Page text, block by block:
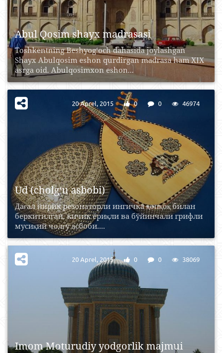
Abul Qosim shayx madrasasi
Toshkentning Beshyog‘och dahasida joylashgan
Shayx Abulqosim eshon qurdirgan madrasa ham XIX
asrga oid. Abulqosimxon eshon...
Ud (cholg‘u asbobi)
Дағал йирик резонаторли ингичка қопқоқ билан
беркитилган, кичик ёриқли ва бўйинчали грифли
мусиқий чолғу асбоби....
20 Aprel, 2015 0 0 46974
Imom Moturudiy yodgorlik majmui
20 Aprel, 2015 0 0 38069